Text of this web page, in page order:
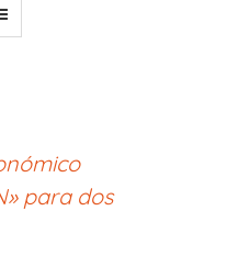
para dos